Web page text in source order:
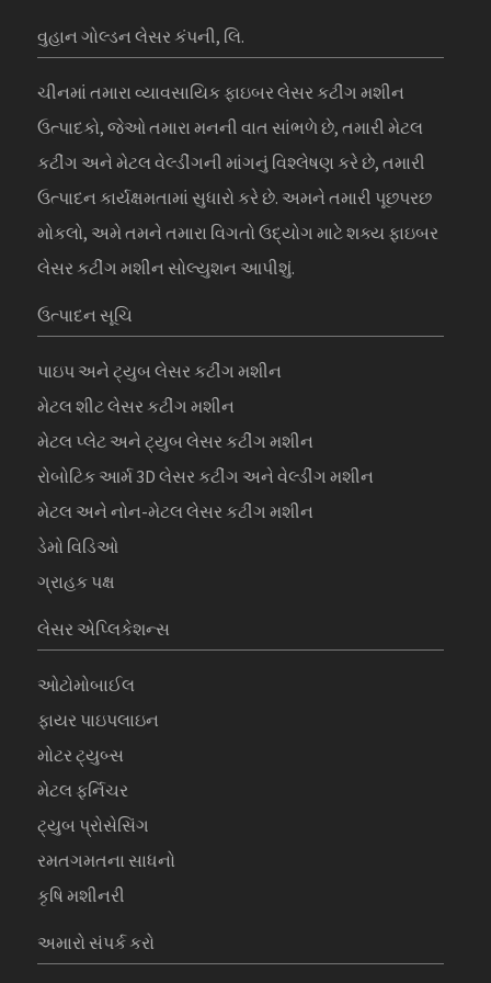
વુહાન ગોલ્ડન લેસર કંપની, લિ.
ચીનમાં તમારા વ્યાવસાયિક ફાઇબર લેસર કટીંગ મશીન
ઉત્પાદકો, જેઓ તમારા મનની વાત સાંભળે છે, તમારી મેટલ
કટીંગ અને મેટલ વેલ્ડીંગની માંગનું વિશ્લેષણ કરે છે, તમારી
ઉત્પાદન કાર્યક્ષમતામાં સુધારો કરે છે. અમને તમારી પૂછપરછ
મોકલો, અમે તમને તમારા વિગતો ઉદ્યોગ માટે શક્ય ફાઇબર
લેસર કટીંગ મશીન સોલ્યુશન આપીશું.
ઉત્પાદન સૂચિ
પાઇપ અને ટ્યુબ લેસર કટીંગ મશીન
મેટલ શીટ લેસર કટીંગ મશીન
મેટલ પ્લેટ અને ટ્યુબ લેસર કટીંગ મશીન
રોબોટિક આર્મ 3D લેસર કટીંગ અને વેલ્ડીંગ મશીન
મેટલ અને નોન-મેટલ લેસર કટીંગ મશીન
ડેમો વિડિઓ
ગ્રાહક પક્ષ
લેસર એપ્લિકેશન્સ
ઓટોમોબાઈલ
ફાયર પાઇપલાઇન
મોટર ટ્યુબ્સ
મેટલ ફર્નિચર
ટ્યુબ પ્રોસેસિંગ
રમતગમતના સાધનો
કૃષિ મશીનરી
અમારો સંપર્ક કરો